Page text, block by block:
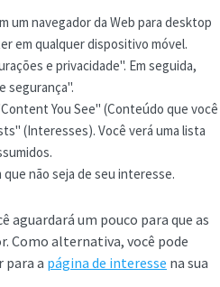
um navegador da Web para desktop
em qualquer dispositivo móvel.
e privacidade". Em seguida,
segurança".
You See" (Conteúdo que você
(Interesses). Você verá uma lista
não seja de seu interesse.
aguardará um pouco para que as
Como alternativa, você pode
para a página de interesse na sua